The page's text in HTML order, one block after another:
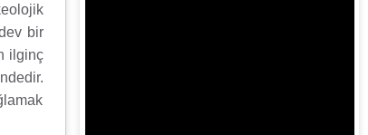
bir
ilginç